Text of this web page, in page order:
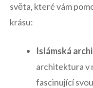
světa, které vám
krásu:
Islámská
architektura v
fascinující